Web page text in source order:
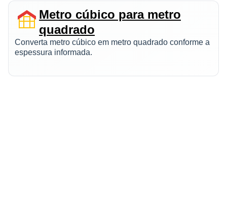
Metro cúbico para metro
quadrado
Converta metro cúbico em metro quadrado conforme a
espessura informada.